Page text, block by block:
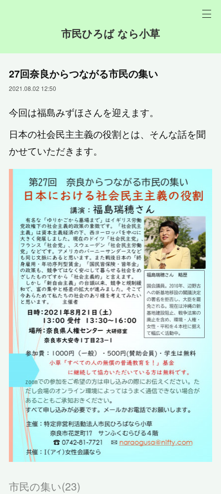
市民ひろば なら小草
27回奈良からつながる市民の集い
2021.08.02 12:50
今回は福島みずほさんを迎えます。
日本の社会民主主義の役割とは、そんな話を聞
かせていただきます。
市民の集い(23)